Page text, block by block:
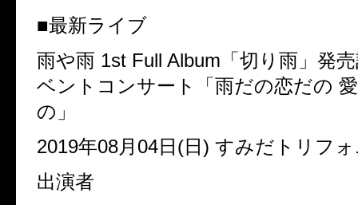
■最新ライブ
雨や雨 1st Full Album「切り雨」発
ベントコンサート「雨だの恋だの
の」
2019年08月04日(日) すみだトリフ
出演者